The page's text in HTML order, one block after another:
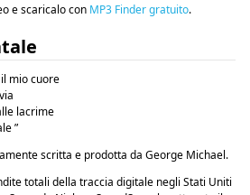
e scaricalo con MP3 Finder gratuito.
mio cuore
lacrime
”
scritta e prodotta da George Michael.
totali della traccia digitale negli Stati Uniti